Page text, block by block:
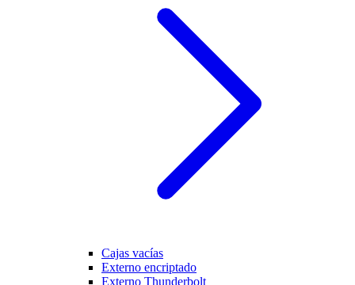
Cajas vacías
Externo encriptado
Externo Thunderbolt